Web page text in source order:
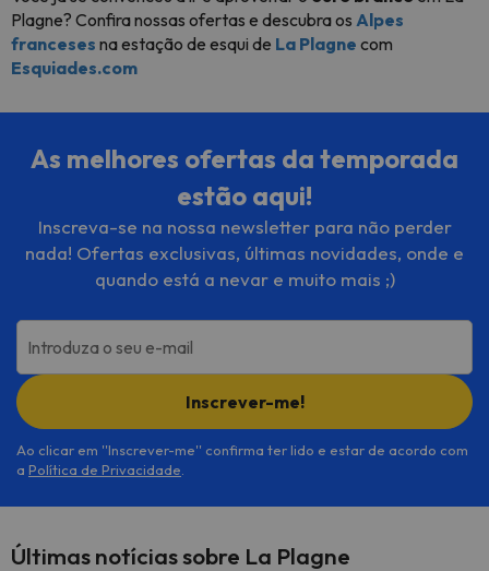
Plagne? Confira nossas ofertas e descubra os Alpes
franceses na estação de esqui de La Plagne com
Esquiades.com
As melhores ofertas da temporada
estão aqui!
Inscreva-se na nossa newsletter para não perder
nada! Ofertas exclusivas, últimas novidades, onde e
quando está a nevar e muito mais ;)
Introduza o seu e-mail
Inscrever-me!
Ao clicar em ''Inscrever-me'' confirma ter lido e estar de acordo com
a Política de Privacidade
Últimas notícias sobre La Plagne